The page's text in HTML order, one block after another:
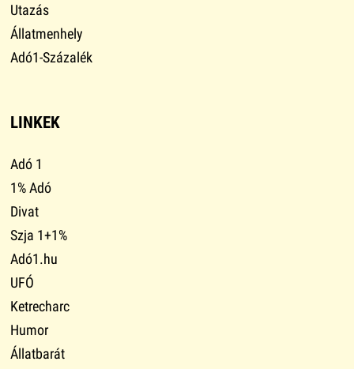
Utazás
Állatmenhely
Adó1-Százalék
LINKEK
Adó 1
1% Adó
Divat
Szja 1+1%
Adó1.hu
UFÓ
Ketrecharc
Humor
Állatbarát